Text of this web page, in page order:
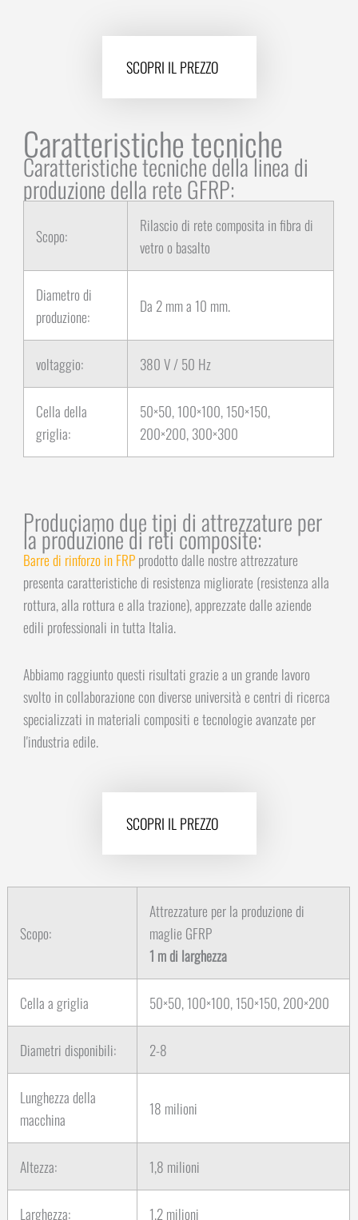
SCOPRI IL PREZZO
Caratteristiche tecniche
Caratteristiche tecniche della linea di
produzione della rete GFRP:
Scopo:
Rilascio di rete composita in fibra di
vetro o basalto
Diametro di
produzione:
Da 2 mm a 10 mm.
voltaggio: 380 V / 50 Hz
Cella della
griglia:
50×50, 100×100, 150×150,
200×200, 300×300
Produciamo due tipi di attrezzature per
la produzione di reti composite:
Barre di rinforzo in FRPprodotto dalle nostre attrezzature
presenta caratteristiche di resistenza migliorate (resistenza alla
rottura, alla rottura e alla trazione), apprezzate dalle aziende
edili professionali in tutta Italia.
Abbiamo raggiunto questi risultati grazie a un grande lavoro
svolto in collaborazione con diverse università e centri di ricerca
specializzati in materiali compositi e tecnologie avanzate per
l'industria edile.
SCOPRI IL PREZZO
Scopo:
Attrezzature per la produzione di
maglie GFRP
1 m di larghezza
Cella a griglia 50×50, 100×100, 150×150, 200×200
Diametri disponibili: 2-8
Lunghezza della
macchina
18 milioni
Altezza: 1,8 milioni
Larghezza: 1,2 milioni